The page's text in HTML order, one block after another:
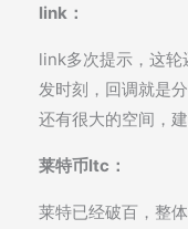
link：
link多次提示，这轮
发时刻，回调就是
还有很大的空间，
莱特币ltc：
莱特已经破百，整